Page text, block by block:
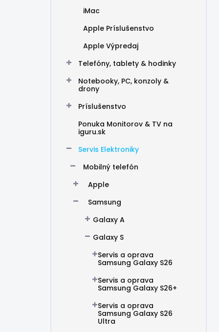
iMac
Apple Príslušenstvo
Apple Výpredaj
Telefóny, tablety & hodinky
Notebooky, PC, konzoly &
drony
Príslušenstvo
Ponuka Monitorov & TV na
iguru.sk
Servis Elektroniky
Mobilný telefón
Apple
Samsung
Galaxy A
Galaxy S
Servis a oprava
Samsung Galaxy S26
Servis a oprava
Samsung Galaxy S26+
Servis a oprava
Samsung Galaxy S26
Ultra